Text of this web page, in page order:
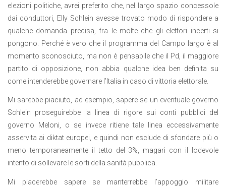
elezioni politiche, avrei preferito che, nel largo spazio concessole
dai conduttori, Elly Schlein avesse trovato modo di rispondere a
qualche domanda precisa, fra le molte che gli elettori incerti si
pongono. Perché è vero che il programma del Campo largo è al
momento sconosciuto, ma non è pensabile che il Pd, il maggiore
partito di opposizione, non abbia qualche idea ben definita su
come intenderebbe governare l’Italia in caso di vittoria elettorale.
Mi sarebbe piaciuto, ad esempio, sapere se un eventuale governo
Schlein proseguirebbe la linea di rigore sui conti pubblici del
governo Meloni, o se invece ritiene tale linea eccessivamente
asservita ai diktat europei, e quindi non esclude di sfondare più o
meno temporaneamente il tetto del 3%, magari con il lodevole
intento di sollevare le sorti della sanità pubblica.
Mi piacerebbe sapere se manterrebbe l’appoggio militare